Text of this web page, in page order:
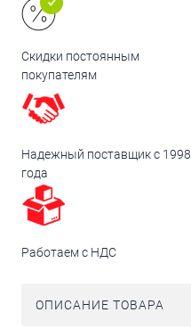
Скидки постоянным
покупателям
Надежный поставщик с 1998
года
Работаем с НДС
ОПИСАНИЕ ТОВАРА